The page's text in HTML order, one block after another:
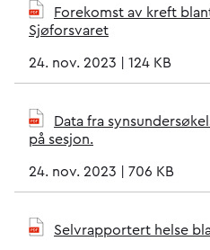
Forekomst av kreft
Sjøforsvaret
24. nov. 2023 124 KB
Data fra
på sesjon.
24. nov. 2023 706 KB
Selvrapportert helse